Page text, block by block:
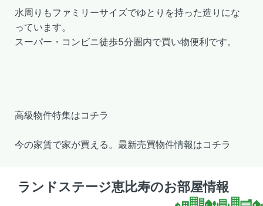
水周りもファミリーサイズでゆとりを持った造りにな
っています。
スーパー・コンビニ徒歩5分圏内で買い物便利です。
高級物件特集はコチラ
今の家賃で家が買える。最新売買物件情報はコチラ
ランドステージ恵比寿のお部屋情報